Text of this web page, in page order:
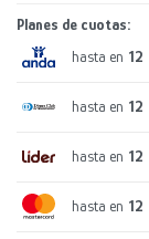
Planes de cuotas:
hasta en 12
hasta en 12
hasta en 12
hasta en 12